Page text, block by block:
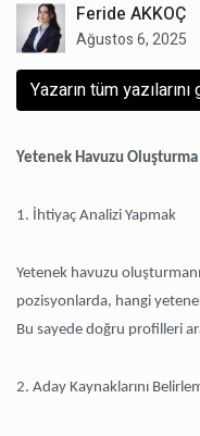
Feride AKKOÇ
Ağustos 6, 2025
Yazarın tüm yazılarını
Yetenek Havuzu
1. İhtiyaç Analizi Yapmak
Yetenek havuzu
pozisyonlarda, hangi
Bu sayede doğru profilleri
2. Aday Kaynaklarını